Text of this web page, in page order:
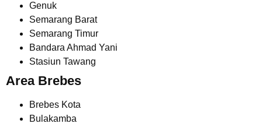
Genuk
Semarang Barat
Semarang Timur
Bandara Ahmad Yani
Stasiun Tawang
Area Brebes
Brebes Kota
Bulakamba